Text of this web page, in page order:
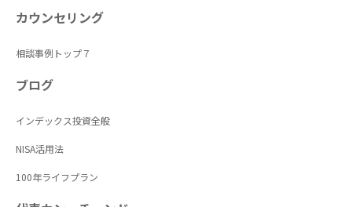
カウンセリング
相談事例トップ７
ブログ
インデックス投資全般
NISA活用法
100年ライフプラン